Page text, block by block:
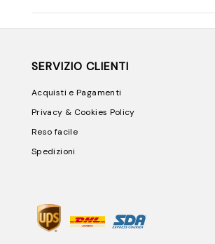
SERVIZIO CLIENTI
Acquisti e Pagamenti
Privacy & Cookies Policy
Reso facile
Spedizioni